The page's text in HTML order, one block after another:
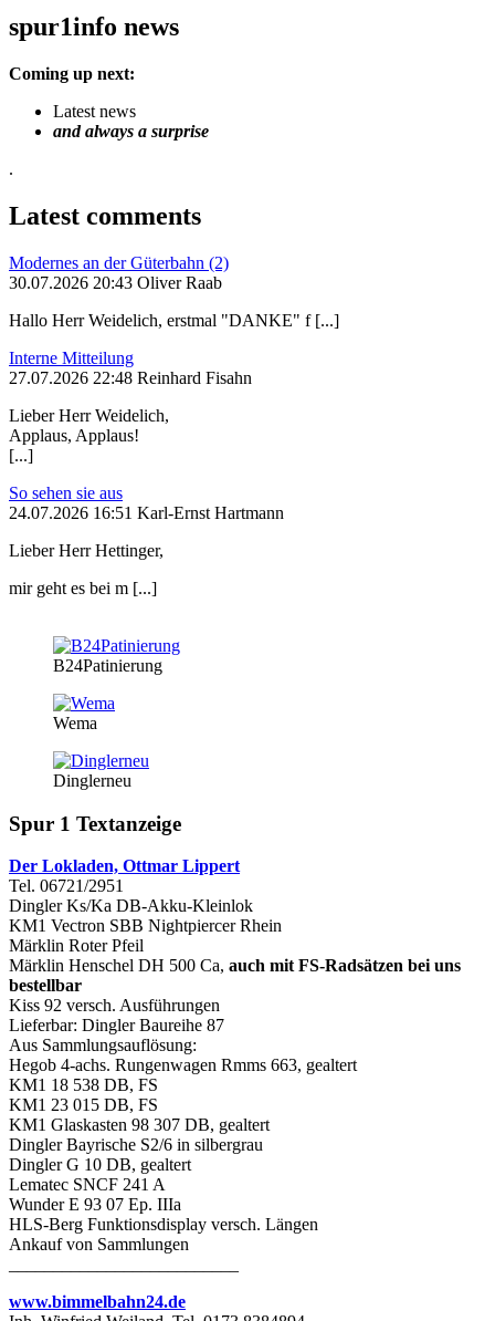
spur1info news
Coming up next:
Latest news
and always a surprise
.
Latest comments
Modernes an der Güterbahn (2)
30.07.2026 20:43 Oliver Raab
Hallo Herr Weidelich, erstmal "DANKE" f [...]
Interne Mitteilung
27.07.2026 22:48 Reinhard Fisahn
Lieber Herr Weidelich,
Applaus, Applaus!
[...]
So sehen sie aus
24.07.2026 16:51 Karl-Ernst Hartmann
Lieber Herr Hettinger,
mir geht es bei m [...]
B24Patinierung
Wema
Dinglerneu
Spur 1 Textanzeige
Der Lokladen, Ottmar Lippert
Tel. 06721/2951
Dingler Ks/Ka DB-Akku-Kleinlok
KM1 Vectron SBB Nightpiercer Rhein
Märklin Roter Pfeil
Märklin Henschel DH 500 Ca, auch mit FS-Radsätzen bei uns
bestellbar
Kiss 92 versch. Ausführungen
Lieferbar: Dingler Baureihe 87
Aus Sammlungsauflösung:
Hegob 4-achs. Rungenwagen Rmms 663, gealtert
KM1 18 538 DB, FS
KM1 23 015 DB, FS
KM1 Glaskasten 98 307 DB, gealtert
Dingler Bayrische S2/6 in silbergrau
Dingler G 10 DB, gealtert
Lematec SNCF 241 A
Wunder E 93 07 Ep. IIIa
HLS-Berg Funktionsdisplay versch. Längen
Ankauf von Sammlungen
www.bimmelbahn24.de